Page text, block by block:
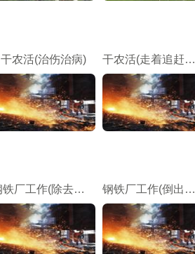
干农活(治伤治病) 干农活(走着追赶动物)
钢铁厂工作(除去炉渣) 钢铁厂工作(倒出模具)